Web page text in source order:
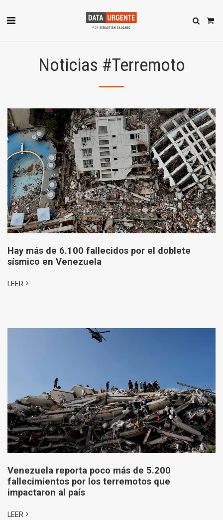
Noticias #Terremoto
Hay más de 6.100 fallecidos por el doblete
sísmico en Venezuela
LEER
Venezuela reporta poco más de 5.200
fallecimientos por los terremotos que
impactaron al país
LEER